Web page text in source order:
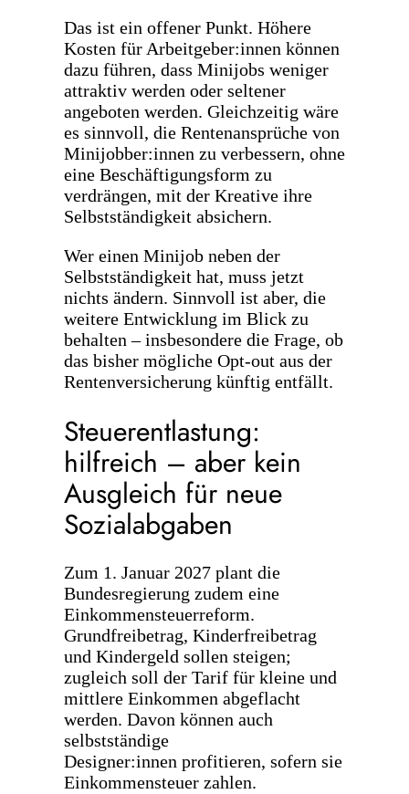
Das ist ein offener Punkt. Höhere
Kosten für Arbeitgeber:innen können
dazu führen, dass Minijobs weniger
attraktiv werden oder seltener
angeboten werden. Gleichzeitig wäre
es sinnvoll, die Rentenansprüche von
Minijobber:innen zu verbessern, ohne
eine Beschäftigungsform zu
verdrängen, mit der Kreative ihre
Selbstständigkeit absichern.
Wer einen Minijob neben der
Selbstständigkeit hat, muss jetzt
nichts ändern. Sinnvoll ist aber, die
weitere Entwicklung im Blick zu
behalten – insbesondere die Frage, ob
das bisher mögliche Opt-out aus der
Rentenversicherung künftig entfällt.
Steuerentlastung:
hilfreich – aber kein
Ausgleich für neue
Sozialabgaben
Zum 1. Januar 2027 plant die
Bundesregierung zudem eine
Einkommensteuerreform.
Grundfreibetrag, Kinderfreibetrag
und Kindergeld sollen steigen;
zugleich soll der Tarif für kleine und
mittlere Einkommen abgeflacht
werden. Davon können auch
selbstständige
Designer:innen profitieren, sofern sie
Einkommensteuer zahlen.